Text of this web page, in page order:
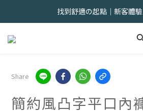
會員限定 | 女內褲任選3件現折120
找到舒適の起點｜新客體
會員限定 | 女內褲任選3件現折120
Share
簡約風凸字平口內